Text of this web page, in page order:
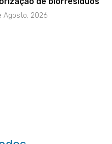
Agosto, 2026